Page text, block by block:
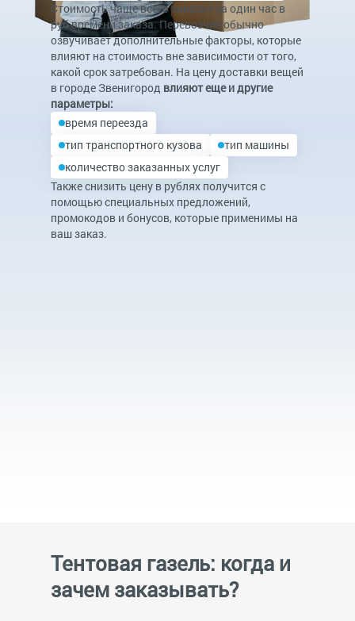
Стоимость чаще всего зависит за один час в
руб времени заказа. Перевозчик обычно
озвучивает дополнительные факторы, которые
влияют на стоимость вне зависимости от того,
какой срок затребован. На цену доставки вещей
в городе Звенигород влияют еще и другие
параметры:
время переезда
тип транспортного кузова
тип машины
количество заказанных услуг
Также снизить цену в рублях получится с
помощью специальных предложений,
промокодов и бонусов, которые применимы на
ваш заказ.
Тентовая газель: когда и
зачем заказывать?